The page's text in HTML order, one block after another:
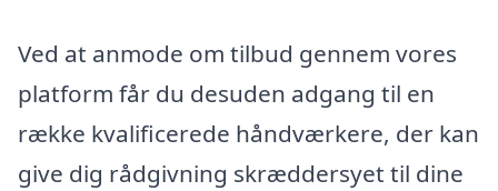
Ved at anmode om tilbud gennem vores
platform får du desuden adgang til en
række kvalificerede håndværkere, der kan
give dig rådgivning skræddersyet til dine